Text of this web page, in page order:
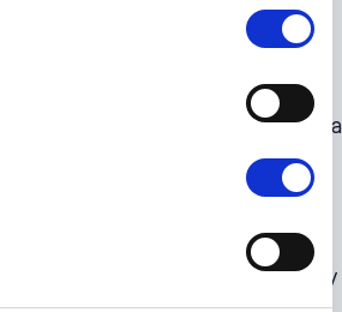
avanzada que genera
no se podía lograr y mejorando la
clave, podemos reducir la
acelerar la entrega de proyectos y
las redes de nuestros clientes